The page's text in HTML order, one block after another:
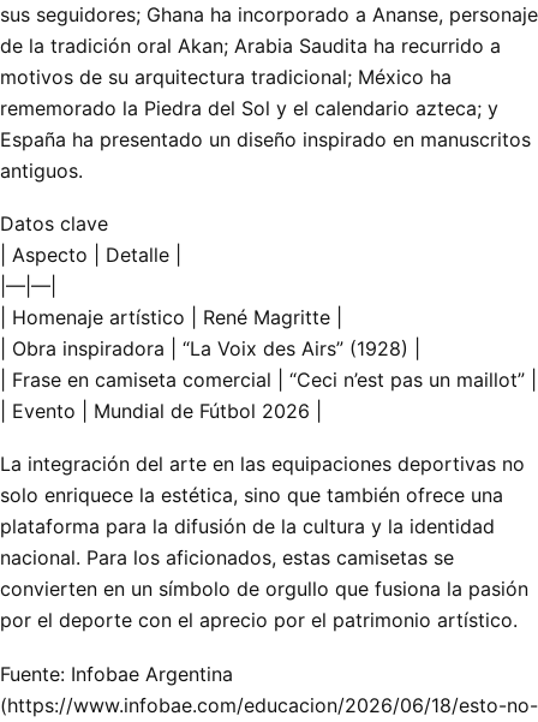
sus seguidores; Ghana ha incorporado a Ananse, personaje
de la tradición oral Akan; Arabia Saudita ha recurrido a
motivos de su arquitectura tradicional; México ha
rememorado la Piedra del Sol y el calendario azteca; y
España ha presentado un diseño inspirado en manuscritos
antiguos.
Datos clave
| Aspecto | Detalle |
|—|—|
| Homenaje artístico | René Magritte |
| Obra inspiradora | “La Voix des Airs” (1928) |
| Frase en camiseta comercial | “Ceci n’est pas un maillot” |
| Evento | Mundial de Fútbol 2026 |
La integración del arte en las equipaciones deportivas no
solo enriquece la estética, sino que también ofrece una
plataforma para la difusión de la cultura y la identidad
nacional. Para los aficionados, estas camisetas se
convierten en un símbolo de orgullo que fusiona la pasión
por el deporte con el aprecio por el patrimonio artístico.
Fuente: Infobae Argentina
(https://www.infobae.com/educacion/2026/06/18/esto-no-